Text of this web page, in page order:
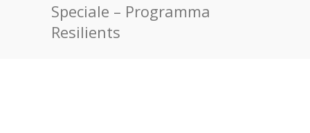
Speciale – Programma
Resilients